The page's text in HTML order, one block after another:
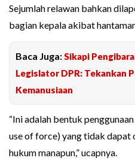
Sejumlah relawan bahkan
bagian kepala akibat
Baca Juga:Sikapi
Legislator DPR: Tekankan
Kemanusiaan
“Ini adalah bentuk
use of force) yang tidak dapat
hukum manapun,” ucapnya.